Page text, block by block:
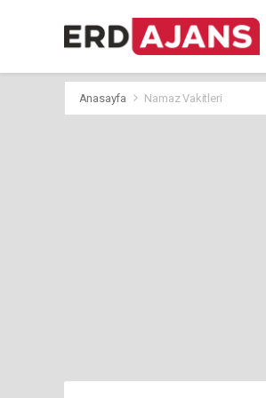
Anasayfa Namaz Vakitleri